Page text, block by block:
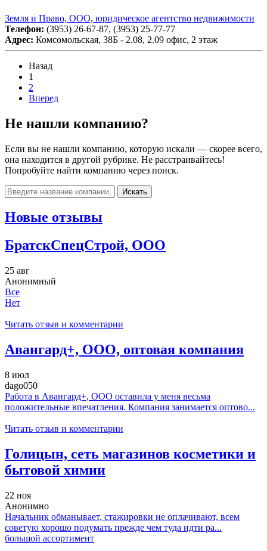
Земля и Право, ООО, юридическое агентство недвижимости
Телефон: (3953) 26-67-87, (3953) 25-77-77
Адрес: Комсомольская, 38Б - 2.08, 2.09 офис, 2 этаж
Назад
1
2
Вперед
Не нашли компанию?
Если вы не нашли компанию, которую искали — скорее всего,
она находится в другой рубрике. Не расстраивайтесь!
Попробуйте найти компанию через поиск.
Искать
Новые отзывы
БратскСпецСтрой, ООО
25 авг
Анонимный
Все
Нет
Читать отзыв и комментарии
Авангард+, ООО, оптовая компания
8 июл
dago050
Работа в Авангард+, ООО оставила у меня весьма
положительные впечатления. Компания занимается оптово...
Читать отзыв и комментарии
Голицын, сеть магазинов косметики и
бытовой химии
22 ноя
Анонимно
Начальник обманывает, стажировки не оплачивают, всем
советую хорошо подумать прежде чем туда идти ра...
большой ассортимент